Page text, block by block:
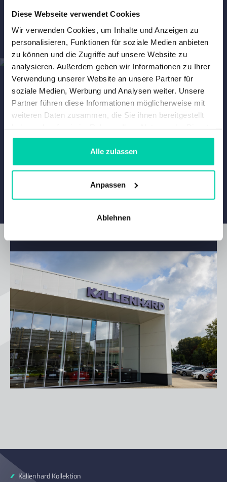
Diese Webseite verwendet Cookies
Wir verwenden Cookies, um Inhalte und Anzeigen zu
personalisieren, Funktionen für soziale Medien anbieten
zu können und die Zugriffe auf unsere Website zu
analysieren. Außerdem geben wir Informationen zu Ihrer
Verwendung unserer Website an unsere Partner für
soziale Medien, Werbung und Analysen weiter. Unsere
Partner führen diese Informationen möglicherweise mit
weiteren Daten zusammen, die Sie ihnen bereitgestellt
gesammelt haben.
Alle zulassen
Anpassen
Ablehnen
EINE TESTFAHRT
ANFRAGEN?
Planen Sie eine Testfahrt
KALLENHARD
Armand-Peugeot-Str. 2
51149 Köln, Duitsland
+49 2203 9802350
Kallenhard Kollektion